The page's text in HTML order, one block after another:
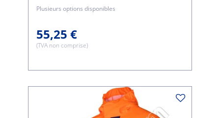
Plusieurs options disponibles
55,25 €
(TVA non comprise)